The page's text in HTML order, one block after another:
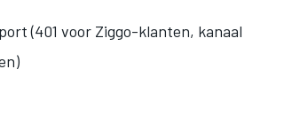
(401 voor Ziggo-klanten, kanaal